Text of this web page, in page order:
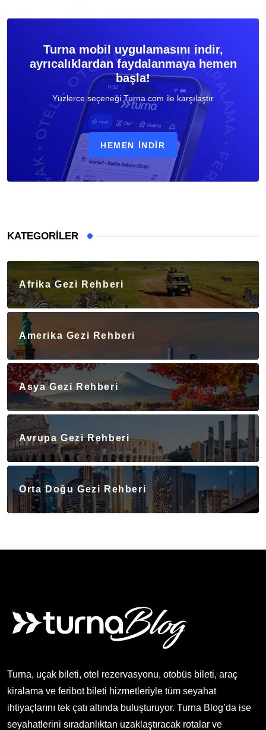
Turna mobil uygulamasını indir,
ayrıcalıklardan faydalanmaya hemen
başla!
Yüzlerce seçeneği Turna.com ile karşılaştır
HEMEN İNDIR
KATEGORILER
Afrika Gezi Rehberi
Amerika Gezi Rehberi
Asya Gezi Rehberi
Avrupa Gezi Rehberi
Orta Doğu Gezi Rehberi
Turna, uçak bileti, otel rezervasyonu, otobüs bileti, araç
kiralama ve feribot bileti hizmetleriyle tüm seyahat
ihtiyaçlarını tek çatı altında buluşturuyor. Turna Blog’da ise
seyahatlerini sıradanlıktan uzaklaştıracak rotalar ve